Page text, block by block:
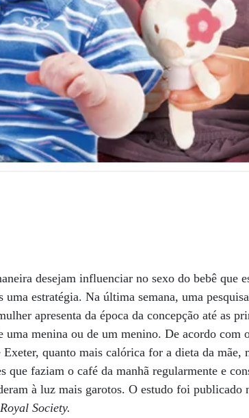
desejam influenciar no sexo do bebê que
uma estratégia. Na última semana, uma
apresenta da época da concepção até as
menina ou de um menino. De acordo com
quanto mais calórica for a dieta da mãe,
que faziam o café da manhã regularmente e
à luz mais garotos. O estudo foi publicado
Society.